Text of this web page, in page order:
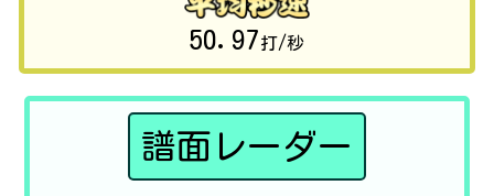
50.97打/秒
譜面レーダー